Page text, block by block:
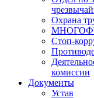
Охрана
Стоп-
комиссии
Документы
Устав